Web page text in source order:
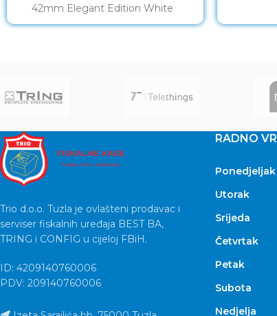
42mm Elegant Edition White
Trio d.o.o. Tuzla je ovlašteni prodavac i
serviser fiskalnih uređaja BEST BA,
TRING i CONFIG u cijeloj FBiH.
ID: 4209140760006
PDV: 209140760006
RADNO
Ponedjeljak
Utorak
Srijeda
Četvrtak
Petak
Subota
Nedjelja